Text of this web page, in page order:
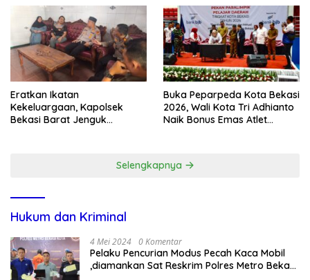
Eratkan Ikatan
Kekeluargaan, Kapolsek
Bekasi Barat Jenguk
Buka Peparpeda Kota Bekasi
2026, Wali Kota Tri Adhianto
Naik Bonus Emas Atlet
Selengkapnya
Hukum dan Kriminal
4 Mei 2024 0 Komentar
Pelaku Pencurian Modus Pecah Kaca Mobil
,diamankan Sat Reskrim Polres Metro Bekasi